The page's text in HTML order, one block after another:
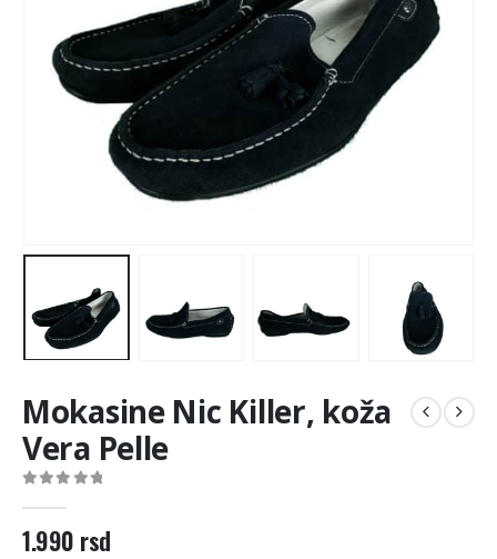
Mokasine Nic Killer, koža
Vera Pelle
1.990 rsd